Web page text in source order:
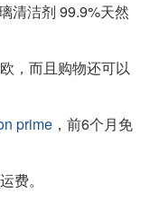
清洁剂 99.9%天然
，而且购物还可以
prime ，前6个月免
费。